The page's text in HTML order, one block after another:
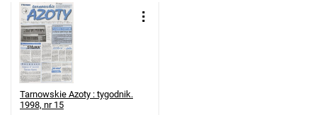
Tarnowskie Azoty : tygodnik. 1998, nr
20
Tarnowskie Azoty : tygodnik. 1998, nr
21
Tarnowskie Azoty : tygodnik. 1998, nr
22
Tarnowskie Azoty : tygodnik.
1998, nr 15